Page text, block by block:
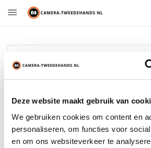
Deze website maakt gebruik van
We gebruiken cookies om content en
personaliseren, om functies voor
en om ons websiteverkeer te
Gariz
Filter Sorteren